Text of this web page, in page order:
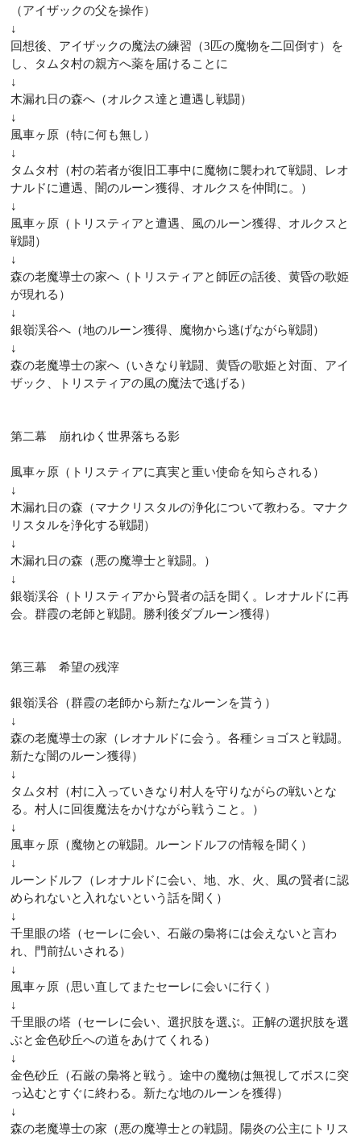
（アイザックの父を操作）
↓
回想後、アイザックの魔法の練習（3匹の魔物を二回倒す）を
し、タムタ村の親方へ薬を届けることに
↓
木漏れ日の森へ（オルクス達と遭遇し戦闘）
↓
風車ヶ原（特に何も無し）
↓
タムタ村（村の若者が復旧工事中に魔物に襲われて戦闘、レオ
ナルドに遭遇、闇のルーン獲得、オルクスを仲間に。）
↓
風車ヶ原（トリスティアと遭遇、風のルーン獲得、オルクスと
戦闘）
↓
森の老魔導士の家へ（トリスティアと師匠の話後、黄昏の歌姫
が現れる）
↓
銀嶺渓谷へ（地のルーン獲得、魔物から逃げながら戦闘）
↓
森の老魔導士の家へ（いきなり戦闘、黄昏の歌姫と対面、アイ
ザック、トリスティアの風の魔法で逃げる）
第二幕 崩れゆく世界落ちる影
風車ヶ原（トリスティアに真実と重い使命を知らされる）
↓
木漏れ日の森（マナクリスタルの浄化について教わる。マナク
リスタルを浄化する戦闘）
↓
木漏れ日の森（悪の魔導士と戦闘。）
↓
銀嶺渓谷（トリスティアから賢者の話を聞く。レオナルドに再
会。群霞の老師と戦闘。勝利後ダブルーン獲得）
第三幕 希望の残滓
銀嶺渓谷（群霞の老師から新たなルーンを貰う）
↓
森の老魔導士の家（レオナルドに会う。各種ショゴスと戦闘。
新たな闇のルーン獲得）
↓
タムタ村（村に入っていきなり村人を守りながらの戦いとな
る。村人に回復魔法をかけながら戦うこと。）
↓
風車ヶ原（魔物との戦闘。ルーンドルフの情報を聞く）
↓
ルーンドルフ（レオナルドに会い、地、水、火、風の賢者に認
められないと入れないという話を聞く）
↓
千里眼の塔（セーレに会い、石厳の梟将には会えないと言わ
れ、門前払いされる）
↓
風車ヶ原（思い直してまたセーレに会いに行く）
↓
千里眼の塔（セーレに会い、選択肢を選ぶ。正解の選択肢を選
ぶと金色砂丘への道をあけてくれる）
↓
金色砂丘（石厳の梟将と戦う。途中の魔物は無視してボスに突
っ込むとすぐに終わる。新たな地のルーンを獲得）
↓
森の老魔導士の家（悪の魔導士との戦闘。陽炎の公主にトリス